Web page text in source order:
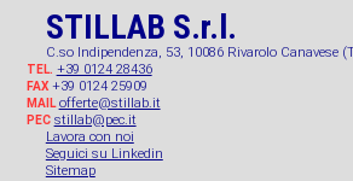
STILLAB S.r.l.
C.so Indipendenza, 53, 10086 Rivarolo Canavese
TEL. +39 0124 28436
FAX+39 0124 25909
MAIL offerte@stillab.it
PEC stillab@pec.it
Lavora con noi
Seguici su Linkedin
Sitemap